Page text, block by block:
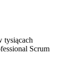
tysiącach
Scrum